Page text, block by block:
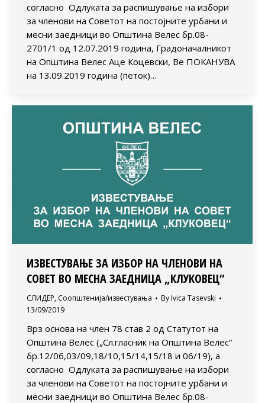
согласно Одлуката за распишување на избори
за членови на Советот на постојните урбани и
месни заедници во Општина Велес бр.08-
2701/1 од 12.07.2019 година, Градоначалникот
на Општина Велес Аце Коцевски, Ве ПОКАНУВА
на 13.09.2019 година (петок)…
ИЗВЕСТУВАЊЕ ЗА ИЗБОР НА ЧЛЕНОВИ НА
СОВЕТ ВО МЕСНА ЗАЕДНИЦА „КЛУКОВЕЦ“
СЛИДЕР, Соопштенија/известувања By Ivica Tasevski
13/09/2019
Врз основа на член 78 став 2 од Статутот на
Општина Велес („Сл.гласник на Општина Велес“
бр.12/06,03/09,18/10,15/14,15/18 и 06/19), а
согласно Одлуката за распишување на избори
за членови на Советот на постојните урбани и
месни заедници во Општина Велес бр.08-